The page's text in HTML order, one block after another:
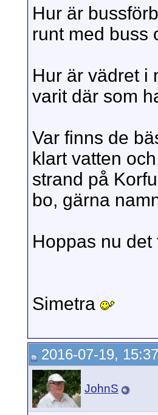
Hur är
runt med buss
Hur är vädret i
varit där som
Var finns de
klart vatten
strand på
bo, gärna
Hoppas nu
Simetra
2016-07-19, 15:37
JohnS